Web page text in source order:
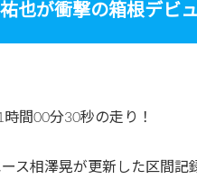
也が衝撃の箱根デビ
間00分30秒の走り！
ス相澤晃が更新した区間記